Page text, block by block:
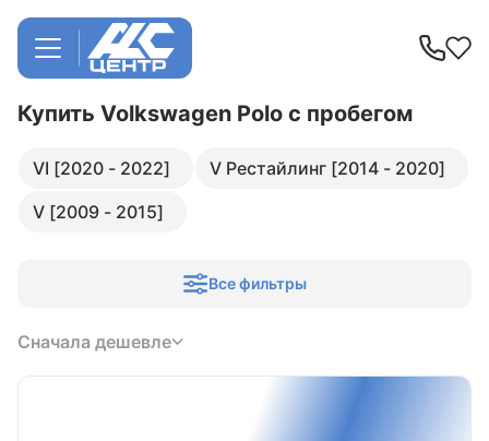
Купить Volkswagen Polo с пробегом
VI [2020 - 2022]
V Рестайлинг [2014 - 2020]
V [2009 - 2015]
Все фильтры
Сначала дешевле